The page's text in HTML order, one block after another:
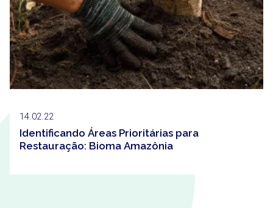
14.02.22
Identificando Áreas Prioritárias para
Restauração: Bioma Amazônia